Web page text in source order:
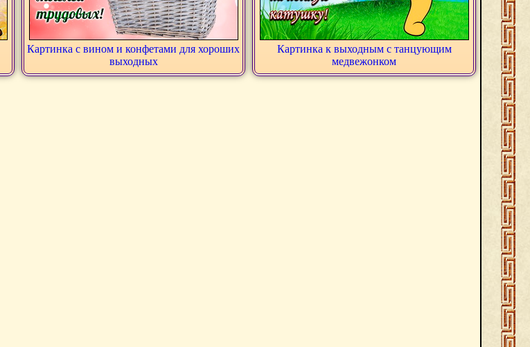
Картинка с вином и конфетами для хороших
выходных
Картинка к выходным с танцующим
медвежонком